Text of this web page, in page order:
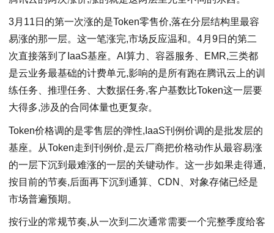
3月11日的第一次涨的是Token零售价,落在分层结构里最容
易涨的那一层。这一笔涨完,市场反应温和。4月9日的第二
次直接落到了IaaS基座。AI算力、容器服务、EMR,三类都
是云业务最基础的计费单元,影响的是所有跑在腾讯云上的训
练任务、推理任务、大数据任务,客户基数比Token这一层要
大得多,涉及的合同体量也更复杂。
Token价格调的是零售层的弹性,IaaS刊例价调的是批发层的
基座。从Token走到刊例价,是云厂商把价格动作从最容易涨
的一层下沉到最难涨的一层的关键动作。这一步如果走得通,
按目前的节奏,后面再下沉到通算、CDN、对象存储已经是
市场普遍预期。
按行业的常规节奏,从一次到二次通常需要一个完整季度给客